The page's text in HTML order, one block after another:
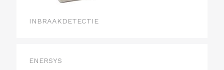
INBRAAKDETECTIE
ENERSYS